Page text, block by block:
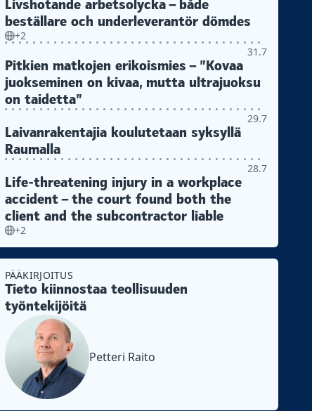
Livshotande arbetsolycka – både
beställare och underleverantör dömdes
+2
31.7
Pitkien matkojen erikoismies – ”Kovaa
juokseminen on kivaa, mutta ultrajuoksu
on taidetta”
29.7
Laivanrakentajia koulutetaan syksyllä
Raumalla
28.7
Life-threatening injury in a workplace
accident – the court found both the
client and the subcontractor liable
+2
PÄÄKIRJOITUS
Tieto kiinnostaa teollisuuden
työntekijöitä
Petteri Raito